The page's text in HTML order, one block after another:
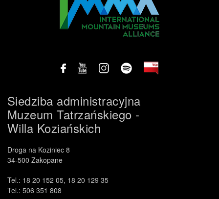
Siedziba administracyjna
Muzeum Tatrzańskiego -
Willa Koziańskich
Droga na Koziniec 8
34-500 Zakopane
Tel.: 18 20 152 05, 18 20 129 35
Tel.: 506 351 808